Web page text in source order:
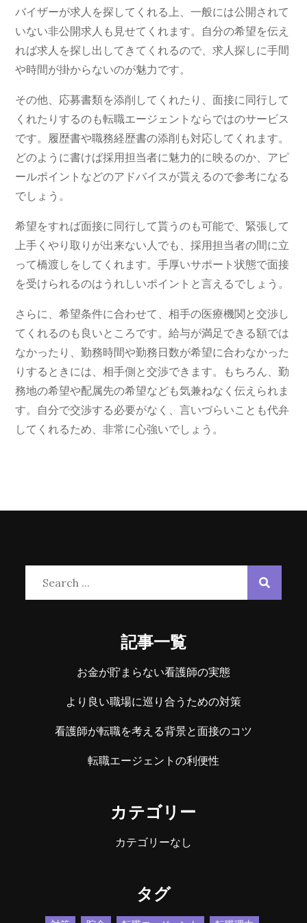
バイザーが求人を探してくれる上、一般には公開されて
いない非公開求人も見せてくれます。自分の希望を伝え
れば求人を探し出してきてくれるので、求人探しに手間
や時間が掛からないのが魅力です。
その他、応募書類を添削してくれたり、面接に同行して
くれたりするのも転職エージェントならではのサービス
です。履歴書や職務経歴書の添削も対応してくれます。
どのように書けば採用担当者に魅力的に映るのか、アピ
ールポイントなどのアドバイスが貰えるので参考になる
でしょう。
希望をすれば面接に同行して貰うのも可能で、緊張して
上手くやり取りが出来ない人でも、採用担当者の間に立
って橋渡しをしてくれます。手厚いサポート状態で面接
を受けられるのはうれしいポイントと言えるでしょう。
さらに、希望条件に合わせて、相手の医療機関と交渉し
てくれるのも良いところです。給与が満足できる額では
なかったり、勤務時間や勤務日数が希望に合わなかった
りするときには、相手側と交渉できます。もちろん、勤
務地の希望や配属先の希望なども気兼ねなく伝えられま
す。自分で交渉する必要がなく、言いづらいことも代弁
してくれるため、非常に心強いでしょう。
記事一覧
お金が貯まらない看護師の実態
より良い職場に巡り合うための対策
看護師が転職を考える背景と面接のコツ
転職エージェントの利便性
カテゴリー
カテゴリーなし
タグ